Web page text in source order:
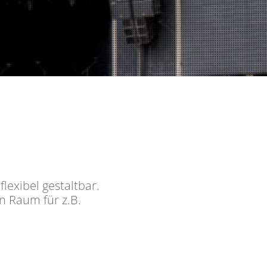
gestaltbar.
Raum für z.B.